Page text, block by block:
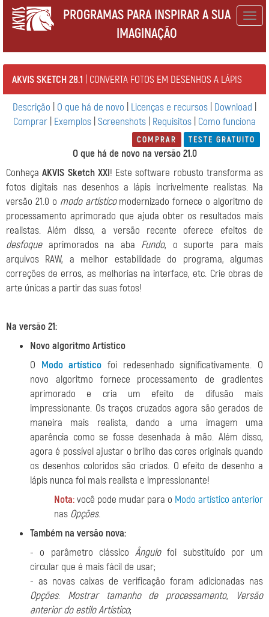
PROGRAMAS PARA INSPIRAR A SUA
IMAGINAÇÃO
AKVIS SKETCH 28.1 | CONVERTA FOTOS EM DESENHOS A LÁPIS
Descrição O que há de novo Licenças e recursos Download
Comprar Exemplos Screenshots Requisitos Como funciona
COMPRAR TESTE GRATUITO
O que há de novo na versão 21.0
ConheçaAKVIS Sketch XXI! Este software robusto transforma as
fotos digitais nas desenhos a lápis incrivelmente realistas. Na
versão 21.0 o modo artísticomodernizado fornece o algoritmo de
processamento aprimorado que ajuda obter os resultados mais
realistas. Além disso, a versão recente oferece efeitos de
desfoqueaprimorados na aba Fundo, o suporte para mais
arquivos RAW, a melhor estabilidade do programa, algumas
correções de erros, as melhorias na interface, etc. Crie obras de
arte únicas a partir das suas fotos!
Na versão 21:
Novo algoritmo Artístico
O Modo artístico foi redesenhado significativamente. O
novo algoritmo fornece processamento de gradientes
aprimorado e cria um efeito de difusão mais
impressionante. Os traços cruzados agora são gerados de
maneira mais realista, dando a uma imagem uma
aparência como se fosse desenhada à mão. Além disso,
agora é possível ajustar o brilho das cores originais quando
os desenhos coloridos são criados. O efeito de desenho a
lápis nunca foi mais realista e impressionante!
Nota:você pode mudar para o Modo artístico anterior
nas Opções.
Também na versão nova:
- o parâmetro clássico Ângulofoi substituído por um
circular que é mais fácil de usar;
- as novas caixas de verificação foram adicionadas nas
Opções: Mostrar tamanho de processamento,
Versão
anterior do estilo Artístico;